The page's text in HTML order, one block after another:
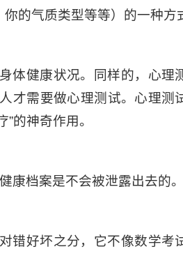
的气质类型等等）的一种方
体健康状况。同样的，心理
才需要做心理测试。心理测
的神奇作用。
康档案是不会被泄露出去的。
错好坏之分，它不像数学考